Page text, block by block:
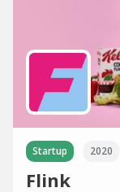
Startup 2020
Flink